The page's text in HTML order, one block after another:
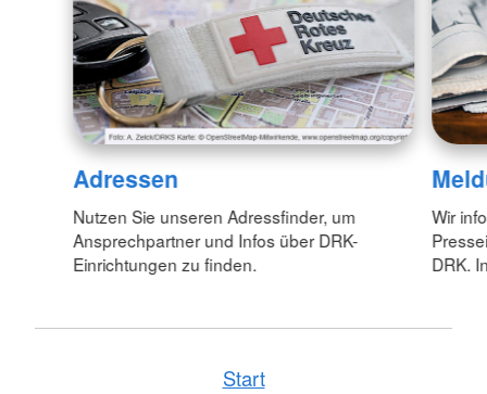
Adressen
Nutzen Sie unseren Adressfinder, um
Ansprechpartner und Infos über DRK-
Einrichtungen zu finden.
Wir
DRK.
Start